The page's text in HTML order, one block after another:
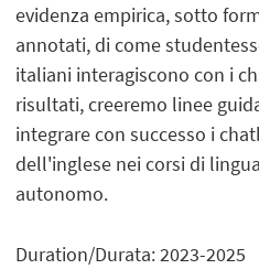
evidenza empirica, sotto
annotati, di come
italiani interagiscono con i
risultati, creeremo linee
integrare con successo i
dell'inglese nei corsi di
autonomo.
Duration/Durata: 2023-2025